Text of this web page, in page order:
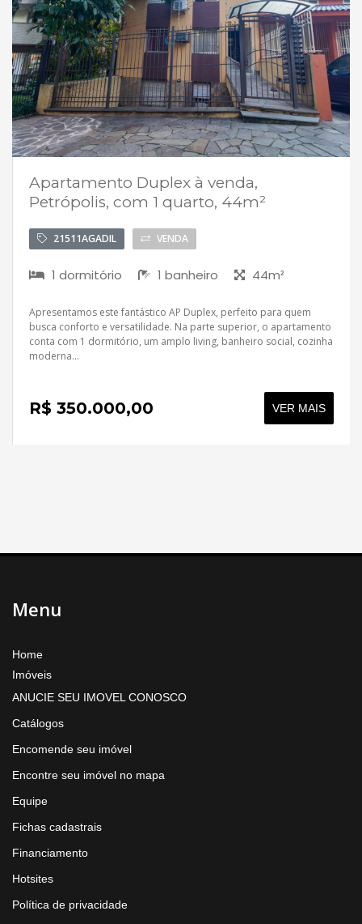
Apartamento Duplex à venda,
Petrópolis, com 1 quarto, 44m²
21511AGADIL VENDA
1 dormitório 1 banheiro 44m²
Apresentamos este fantástico AP Duplex, perfeito para quem
busca conforto e versatilidade. Na parte superior, o apartamento
conta com 1 dormitório, um amplo living, banheiro social, cozinha
moderna...
R$ 350.000,00 VER MAIS
Menu
Home
Imóveis
ANUCIE SEU IMOVEL CONOSCO
Catálogos
Encomende seu imóvel
Encontre seu imóvel no mapa
Equipe
Fichas cadastrais
Financiamento
Hotsites
Política de privacidade